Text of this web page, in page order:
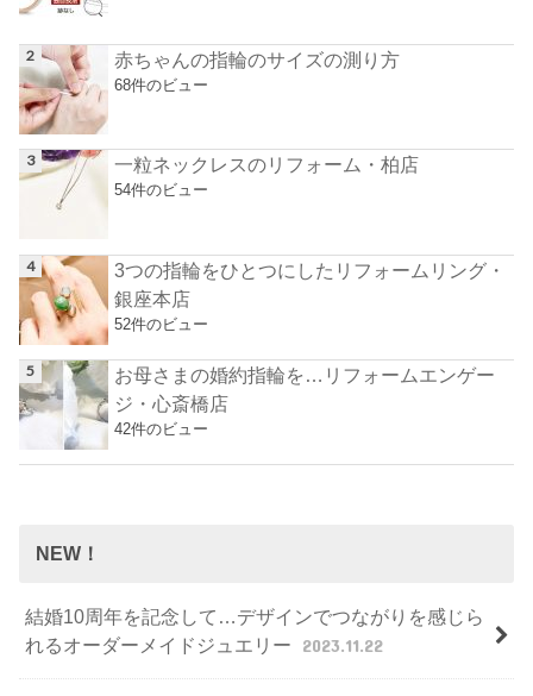
赤ちゃんの指輪のサイズの測り方
68件のビュー
一粒ネックレスのリフォーム・柏店
54件のビュー
3つの指輪をひとつにしたリフォームリング・
銀座本店
52件のビュー
お母さまの婚約指輪を…リフォームエンゲー
ジ・心斎橋店
42件のビュー
NEW！
結婚10周年を記念して…デザインでつながりを感じら
れるオーダーメイドジュエリー
2023.11.22